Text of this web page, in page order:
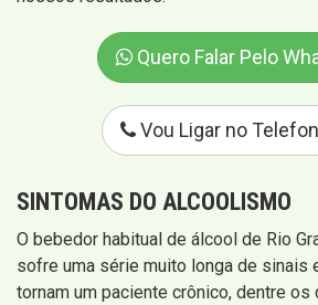
Quero Falar Pelo
Vou Ligar no
SINTOMAS DO ALCOOLISMO
O bebedor habitual de álcool de Rio
sofre uma série muito longa de sinais
tornam um paciente crônico, dentre os